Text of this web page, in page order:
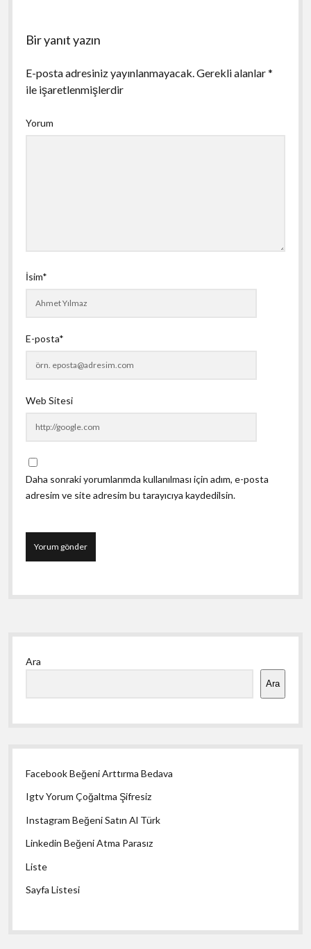
Bir yanıt yazın
E-posta adresiniz yayınlanmayacak.Gerekli alanlar*
ile işaretlenmişlerdir
Yorum
İsim*
E-posta*
Web Sitesi
Daha sonraki yorumlarımda kullanılması için adım, e-posta
adresim ve site adresim bu tarayıcıya kaydedilsin.
Yan
Menü
Ara
Ara
Facebook Beğeni Arttırma Bedava
Igtv Yorum Çoğaltma Şifresiz
Instagram Beğeni Satın Al Türk
Linkedin Beğeni Atma Parasız
Liste
Sayfa Listesi